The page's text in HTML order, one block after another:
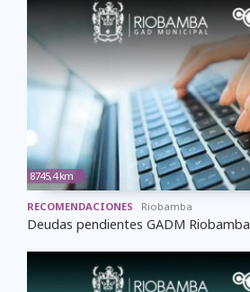
8745,4 km
RECOMENDACIONES Riobamba
Deudas pendientes GADM Riobamba